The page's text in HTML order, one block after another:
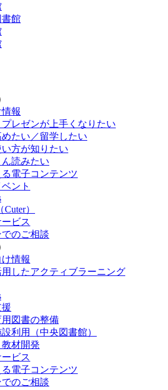
館
報
レゼンが上手くなりたい
たい／留学したい
方が知りたい
読みたい
電子コンテンツ
ント
）
ビス
のご相談
情報
用したアクティブラーニング
図書の整備
利用（中央図書館）
材開発
ビス
電子コンテンツ
のご相談